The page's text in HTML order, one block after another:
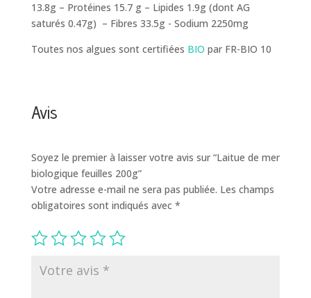
13.8g – Protéines 15.7 g – Lipides 1.9g (dont AG
saturés 0.47g) – Fibres 33.5g - Sodium 2250mg
Toutes nos algues sont certifiées BIO par FR-BIO 10
Avis
Soyez le premier à laisser votre avis sur “Laitue de mer
biologique feuilles 200g”
Votre adresse e-mail ne sera pas publiée. Les champs
obligatoires sont indiqués avec *